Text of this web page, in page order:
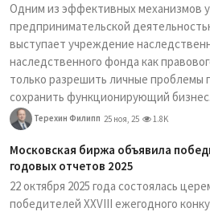
Одним из эффективных механизмов
предпринимательской
выступает учреждение
наследственного фонда как
только разрешить личные проблемы
сохранить функционирующий
Терехин Филипп 25 ноя, 25 1.8K
Московская биржа объявила
годовых отчетов 2025
22 октября 2025 года состоялась
победителей XXVIII ежегодного